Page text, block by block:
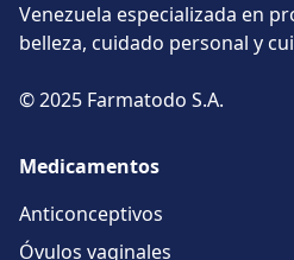
Venezuela especializada en
belleza, cuidado personal y
© 2025 Farmatodo S.A.
Medicamentos
Anticonceptivos
Óvulos vaginales